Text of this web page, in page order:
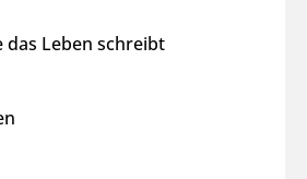
das Leben schreibt